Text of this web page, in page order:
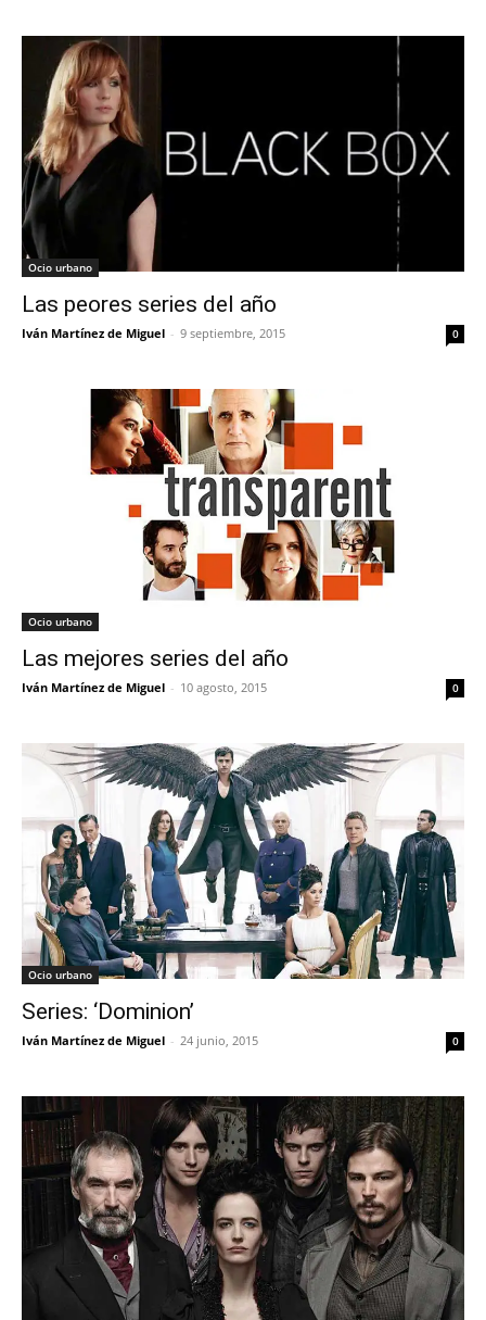
Ocio urbano
Las peores series del año
Iván Martínez de Miguel - 9 septiembre, 2015 0
Ocio urbano
Las mejores series del año
Iván Martínez de Miguel - 10 agosto, 2015 0
Ocio urbano
Series: ‘Dominion’
Iván Martínez de Miguel - 24 junio, 2015 0